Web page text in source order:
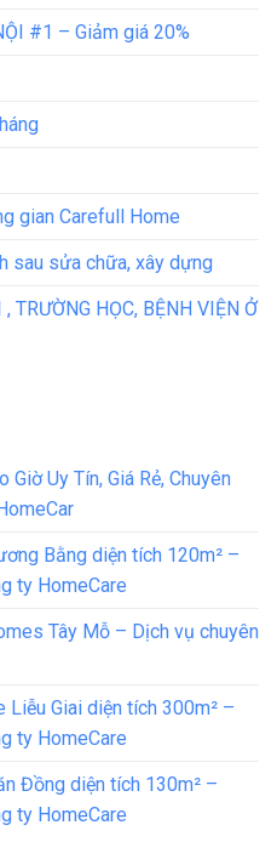
#1 – Giảm giá 20%
gian Carefull Home
sau sửa chữa, xây dựng
TRƯỜNG HỌC, BỆNH VIỆN Ở
Giờ Uy Tín, Giá Rẻ, Chuyên
Bằng diện tích 120m² –
ty HomeCare
Tây Mỗ – Dịch vụ chuyên
Giai diện tích 300m² –
ty HomeCare
Đồng diện tích 130m² –
ty HomeCare